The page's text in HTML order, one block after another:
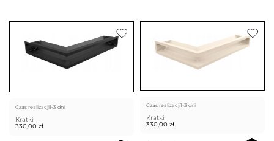
Czas realizacji1-3 dni
Kratki
330,00 zł
Czas realizacji1-3 dni
Kratki
330,00 zł